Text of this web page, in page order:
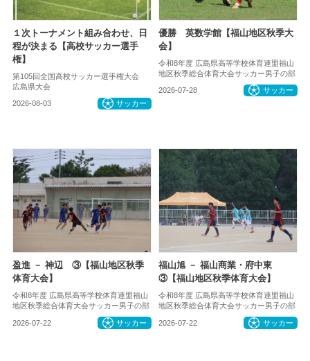
１次トーナメント組み合わせ、日
程が決まる【高校サッカー選手
権】
第105回全国高校サッカー選手権大会
広島県大会
2026-08-03 サッカー
優勝 英数学館【福山地区秋季大
会】
令和8年度 広島県高等学校体育連盟福山
地区秋季総合体育大会サッカー男子の部
2026-07-28 サッカー
盈進 － 神辺 ③【福山地区秋季
体育大会】
令和8年度 広島県高等学校体育連盟福山
地区秋季総合体育大会サッカー男子の部
2026-07-22 サッカー
福山旭 － 福山商業・府中東
③【福山地区秋季体育大会】
令和8年度 広島県高等学校体育連盟福山
地区秋季総合体育大会サッカー男子の部
2026-07-22 サッカー